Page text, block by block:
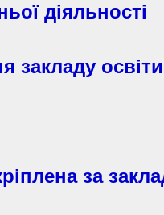
діяльності
закладу освіти
за